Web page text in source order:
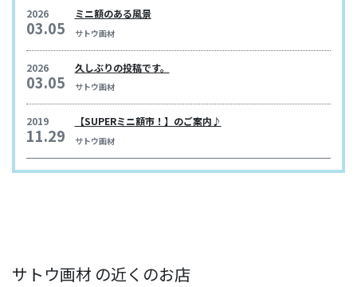
2026
03.05
ミニ額のある風景
サトウ画材
2026
03.05
久しぶりの投稿です。
サトウ画材
2019
11.29
【SUPERミニ額市！】のご案内♪
サトウ画材
サトウ画材 の近くのお店